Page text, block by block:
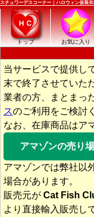
スチュワーデスコーナー｜ハロウィン仮装
トップ お気に入り
当サービスで提供し
末で終了させていた
業者の方、まとまっ
スのご利用をご検討
なお、在庫商品はア
アマゾンの売り
アマゾンでは弊社以
場合があります。
販売元が Cat Fish
より直接輸入販売し